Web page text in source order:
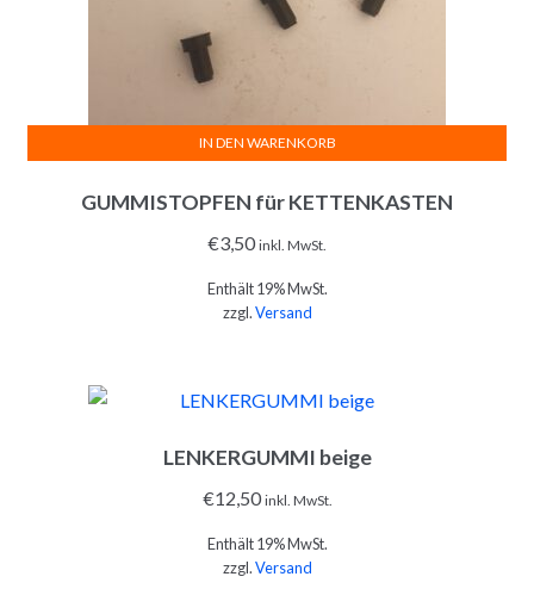
GUMMISTOPFEN für KETTENKASTEN
€3,50 inkl. MwSt.
Enthält 19% MwSt.
zzgl.Versand
IN DEN WARENKORB
LENKERGUMMI beige
€12,50 inkl. MwSt.
Enthält 19% MwSt.
zzgl.Versand